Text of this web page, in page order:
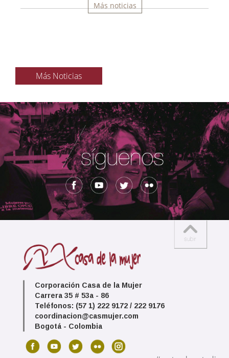
Más noticias
Más Noticias
Corporación Casa de la Mujer
Carrera 35 # 53a - 86
Teléfonos: (57 1) 222 9172 / 222 9176
coordinacion@casmujer.com
Bogotá - Colombia